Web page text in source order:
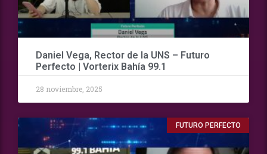
Daniel Vega, Rector de la UNS – Futuro
Perfecto | Vorterix Bahía 99.1
28 noviembre, 2025
FUTURO PERFECTO